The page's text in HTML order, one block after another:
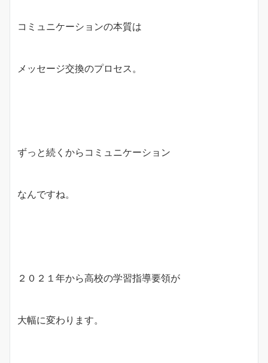
コミュニケーションの本質は
メッセージ交換のプロセス。
ずっと続くからコミュニケーション
なんですね。
２０２１年から高校の学習指導要領が
大幅に変わります。